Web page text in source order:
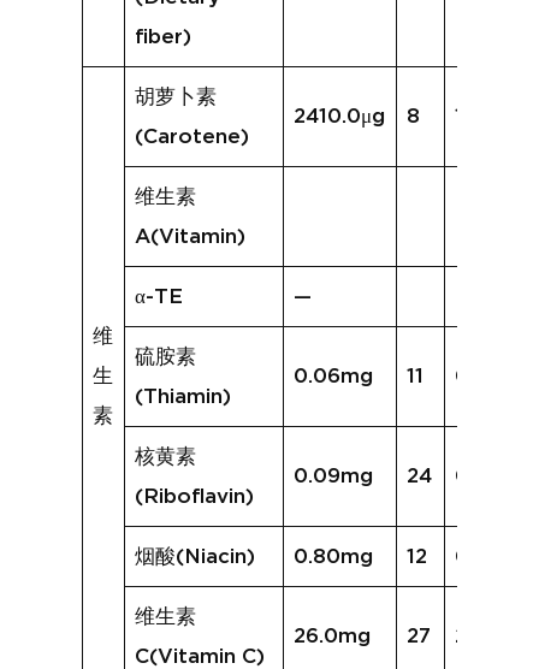
fiber)
维
生
素
胡萝卜素
(Carotene)
2410.0μg 8
维生素
A(Vitamin)
α-TE —
硫胺素
(Thiamin)
0.06mg 11 0.04mg
核黄素
(Riboflavin)
0.09mg 24 0.09mg
烟酸(Niacin) 0.80mg 12 0.62mg
维生素
C(Vitamin C)
26.0mg 27 25.0mg